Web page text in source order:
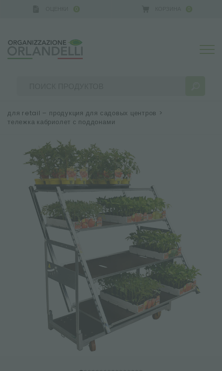
0 0
РЕЗУЛЬТАТЫ ПОИСКА:
БОЛЬШЕ РЕЗУЛЬТАТОВ ДЛЯ ВАС:
для retail – продукция для садовых центров >
тележка кабриолет с поддонами